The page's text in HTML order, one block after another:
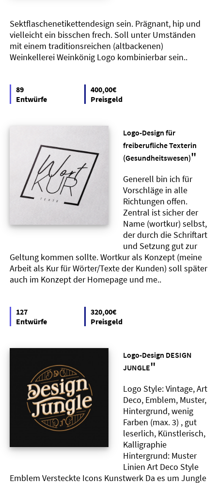
Sektflaschenetikettendesign sein. Prägnant, hip und
vielleicht ein bisschen frech. Soll unter Umständen
mit einem traditionsreichen (altbackenen)
Weinkellerei Weinkönig Logo kombinierbar sein..
89
Entwürfe
400,00€
Preisgeld
Logo-Design für
freiberufliche Texterin
(Gesundheitswesen)"
Generell bin ich für
Vorschläge in alle
Richtungen offen.
Zentral ist sicher der
Name (wortkur) selbst,
der durch die Schriftart
und Setzung gut zur
Geltung kommen sollte. Wortkur als Konzept (meine
Arbeit als Kur für Wörter/Texte der Kunden) soll später
auch im Konzept der Homepage und me..
127
Entwürfe
320,00€
Preisgeld
Logo-Design DESIGN
JUNGLE"
Logo Style: Vintage, Art
Deco, Emblem, Muster,
Hintergrund, wenig
Farben (max. 3) , gut
leserlich, Künstlerisch,
Kalligraphie
Hintergrund: Muster
Linien Art Deco Style
Emblem Versteckte Icons Kunstwerk Da es um Jungle